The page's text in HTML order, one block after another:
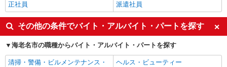
正社員
派遣社員
その他の条件でバイト・アルバイト・パートを探す
海老名市の職種からバイト・アルバイト・パートを探す
清掃・警備・ビルメンテナンス・
ヘルス・ビューティー